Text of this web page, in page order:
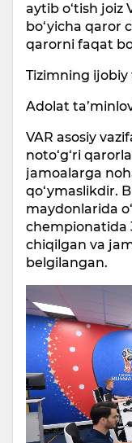
aytib o‘tish joiz
bo‘yicha qaror
qarorni faqat
Tizimning
Adolat
VAR asosiy
noto‘g‘ri
jamoalarga
qo‘ymaslikdir.
maydonlarida
chempionatida
chiqilgan va
belgilangan.